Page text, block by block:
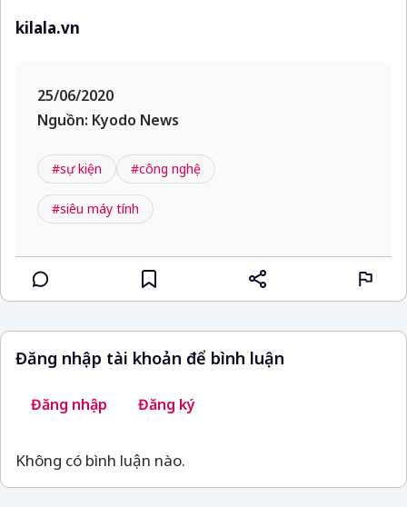
kilala.vn
25/06/2020
Nguồn: Kyodo News
#sự kiện #công nghệ
#siêu máy tính
Đăng nhập tài khoản để bình luận
Đăng nhập Đăng ký
Không có bình luận nào.